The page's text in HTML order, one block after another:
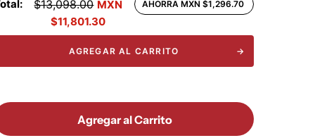
$13,098.00 MXN
$11,801.30
AHORRA MXN $1,296.70
AGREGAR AL CARRITO
Agregar al Carrito